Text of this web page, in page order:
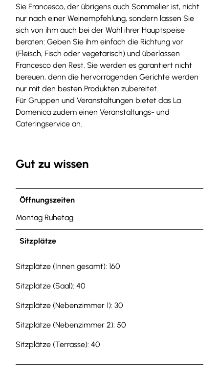
Sie Francesco, der übrigens auch Sommelier ist, nicht
nur nach einer Weinempfehlung, sondern lassen Sie
sich von ihm auch bei der Wahl ihrer Hauptspeise
beraten: Geben Sie ihm einfach die Richtung vor
(Fleisch, Fisch oder vegetarisch) und überlassen
Francesco den Rest. Sie werden es garantiert nicht
bereuen, denn die hervorragenden Gerichte werden
nur mit den besten Produkten zubereitet.
Für Gruppen und Veranstaltungen bietet das La
Domenica zudem einen Veranstaltungs- und
Cateringservice an.
Gut zu wissen
Öffnungszeiten
Montag Ruhetag
Sitzplätze
Sitzplätze (Innen gesamt): 160
Sitzplätze (Saal): 40
Sitzplätze (Nebenzimmer 1): 30
Sitzplätze (Nebenzimmer 2): 50
Sitzplätze (Terrasse): 40